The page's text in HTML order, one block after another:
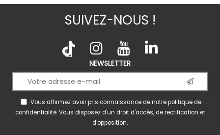
SUIVEZ-NOUS !
NEWSLETTER
Vous affirmez avoir pris connaissance de notrepolitique de
confidentialité. Vous disposez d'un droit d'accès, de rectification et
d'opposition.